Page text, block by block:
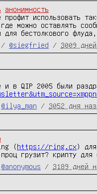
анонимность
профит использовать
можно оставлять
для бестолкового
/ @siegfried / 3009
и в QIP 2005 были
@ilya_man / 3052 дня
(https://ring.cx) для
грузит? крипту для
@anonymous / 3189 дней